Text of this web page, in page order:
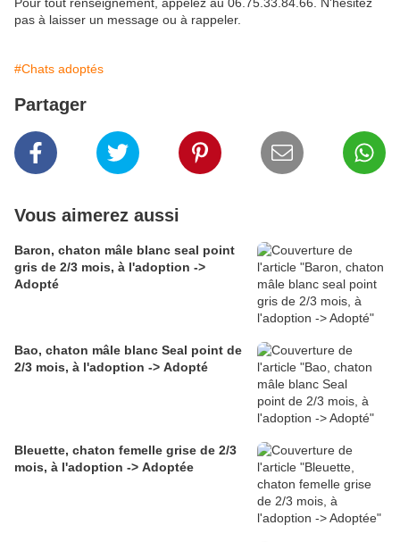
pas à laisser un message ou à rappeler.
#Chats adoptés
Partager
Vous aimerez aussi
Baron, chaton mâle blanc seal point
gris de 2/3 mois, à l'adoption ->
Adopté
Bao, chaton mâle blanc Seal point de
2/3 mois, à l'adoption -> Adopté
Bleuette, chaton femelle grise de 2/3
mois, à l'adoption -> Adoptée